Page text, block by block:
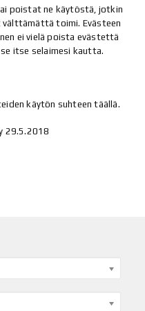
poistat ne käytöstä, jotkin
toimi. Evästeen
ei vielä poista evästettä
itse selaimesi kautta.
käytön suhteen täällä.
29.5.2018